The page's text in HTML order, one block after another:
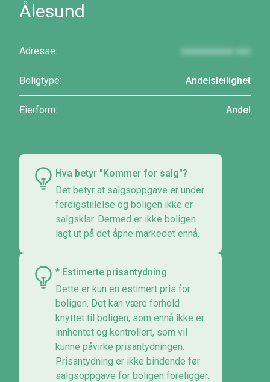
Ålesund
Adresse: xxxxxxxxxxx xxx
Boligtype: Andelsleilighet
Eierform: Andel
Hva betyr "Kommer for salg"?
Det betyr at salgsoppgave er under
ferdigstillelse og boligen ikke er
salgsklar. Dermed er ikke boligen
lagt ut på det åpne markedet ennå.
* Estimerte prisantydning
Dette er kun en estimert pris for
boligen. Det kan være forhold
knyttet til boligen, som ennå ikke er
innhentet og kontrollert, som vil
kunne påvirke prisantydningen.
Prisantydning er ikke bindende før
salgsoppgave for boligen foreligger.